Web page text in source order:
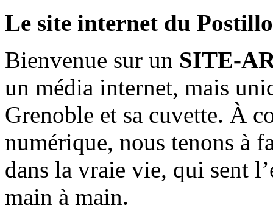
Le site internet du
Bienvenue sur un SITE-
un média internet, mais
Grenoble et sa cuvette. À
numérique, nous tenons à
dans la vraie vie, qui sent
main à main.